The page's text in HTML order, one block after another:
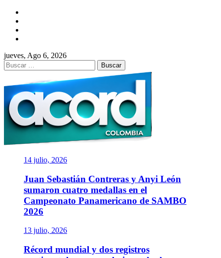
Saltar
contenido
jueves, Ago 6, 2026
Buscar:
Asociación de Periodistas Deportivos
14 julio, 2026
Juan Sebastián Contreras y Anyi León
sumaron cuatro medallas en el
Campeonato Panamericano de SAMBO
2026
13 julio, 2026
Récord mundial y dos registros